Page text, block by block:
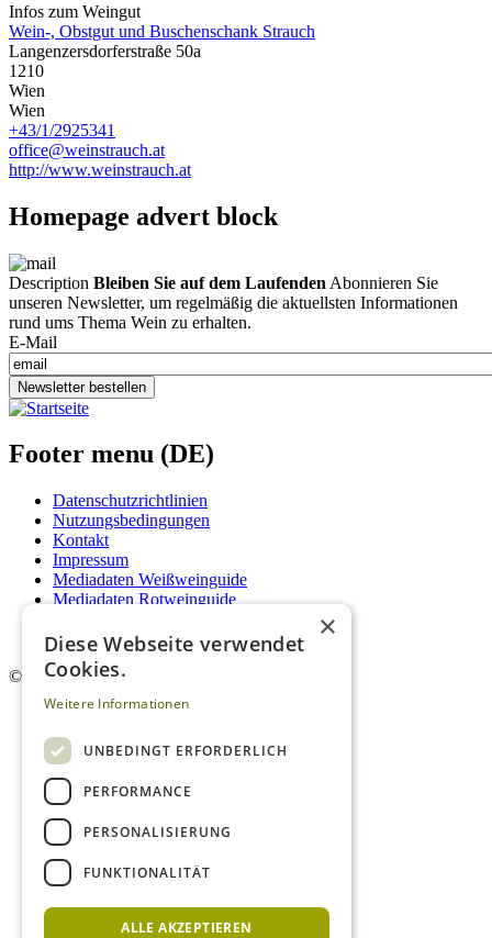
Infos zum Weingut
Wein-, Obstgut und Buschenschank Strauch
Langenzersdorferstraße 50a
1210
Wien
Wien
+43/1/2925341
office@weinstrauch.at
http://www.weinstrauch.at
Homepage advert block
Description Bleiben Sie auf dem Laufenden Abonnieren Sie
unseren Newsletter, um regelmäßig die aktuellsten Informationen
rund ums Thema Wein zu erhalten.
E-Mail
Newsletter bestellen
Footer menu (DE)
Datenschutzrichtlinien
Nutzungsbedingungen
Kontakt
Impressum
Mediadaten Weißweinguide
Mediadaten Rotweinguide
Newsletter
© 2026. Alle Rechte vorbehalten.
×
Diese Webseite verwendet
Cookies.
Weitere Informationen
UNBEDINGT ERFORDERLICH
PERFORMANCE
PERSONALISIERUNG
FUNKTIONALITÄT
ALLE AKZEPTIEREN